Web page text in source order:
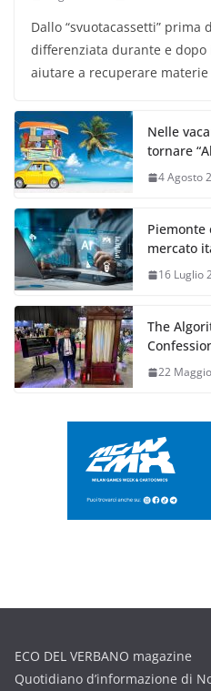
Dallo “svuotacassetti”
differenziata durante e dopo
aiutare a recuperare materie
Nelle
tornare
4 Agosto
Piemonte
mercato
16 Luglio
The
22
ECO DEL VERBANO magazine
Quotidiano d’informazione di